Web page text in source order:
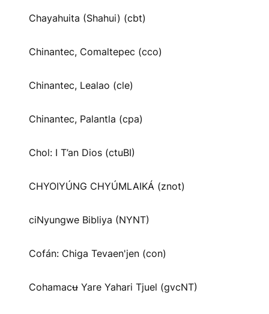
Chayahuita (Shahui) (cbt)
Chinantec, Comaltepec (cco)
Chinantec, Lealao (cle)
Chinantec, Palantla (cpa)
Chol: I T’an Dios (ctuBI)
CHYOIYÚNG CHYÚMLAIKÁ (znot)
ciNyungwe Bibliya (NYNT)
Cofán: Chiga Tevaen'jen (con)
Cohamacʉ Yare Yahari Tjuel (gvcNT)